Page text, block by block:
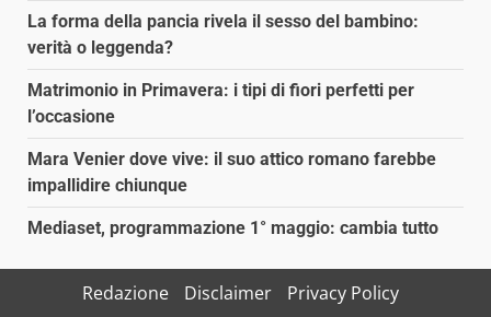
La forma della pancia rivela il sesso del bambino:
verità o leggenda?
Matrimonio in Primavera: i tipi di fiori perfetti per
l’occasione
Mara Venier dove vive: il suo attico romano farebbe
impallidire chiunque
Mediaset, programmazione 1° maggio: cambia tutto
Redazione Disclaimer Privacy Policy